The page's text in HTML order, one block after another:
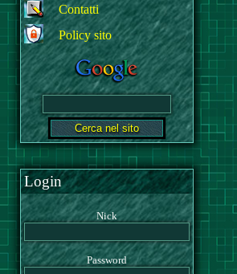
Contatti
Policy sito
Login
Nick
Password